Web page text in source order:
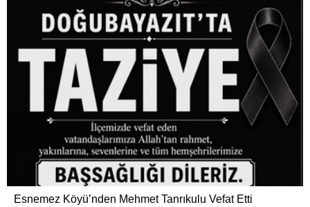
Esnemez Köyü’nden Mehmet Tanrıkulu Vefat Etti